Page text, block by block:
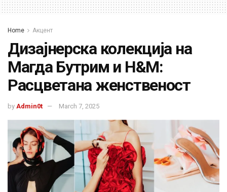
Home Акцент
Дизајнерска колекција на
Магда Бутрим и H&M:
Расцветана женственост
by Admin0t March 7, 2025